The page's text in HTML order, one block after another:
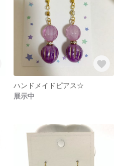
ハンドメイドピアス☆
展示中